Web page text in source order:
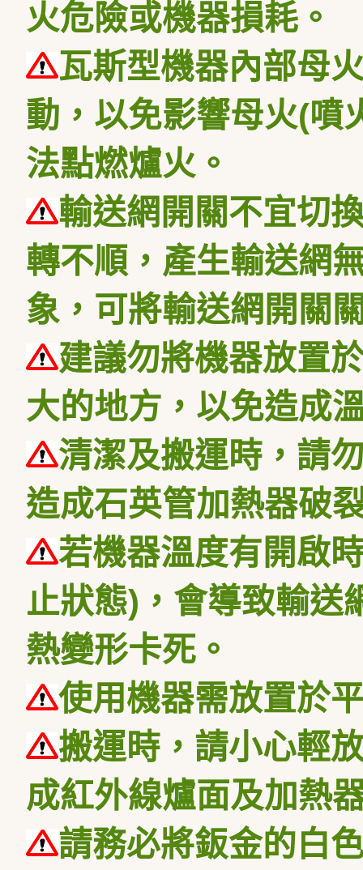
火危險或機器損耗。
瓦斯型機器內部母
動，以免影響母火(噴
法點燃爐火。
輸送網開關不宜切
轉不順，產生輸送網
象，可將輸送網開關
建議勿將機器放置
大的地方，以免造成
清潔及搬運時，請
造成石英管加熱器破
若機器溫度有開啟
止狀態)，會導致輸送
熱變形卡死。
使用機器需放置於
搬運時，請小心輕
成紅外線爐面及加熱
請務必將鈑金的白